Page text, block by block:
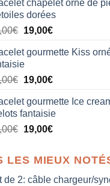
chapelet orné de
dorées
€ Le
initial
était :
38,00€.
19,00€Le
actuel
19,00€.
gourmette Kiss
€ Le
initial
était :
38,00€.
19,00€Le
actuel
est :
19,00€.
gourmette Ice
fantaisie
€ Le
était :
38,00€.
19,00€Le
est :
19,00€.
LES MIEUX
de 2: câble chargeur/